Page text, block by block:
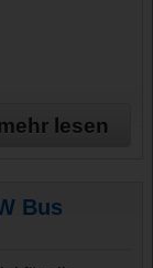
lesen
Bus